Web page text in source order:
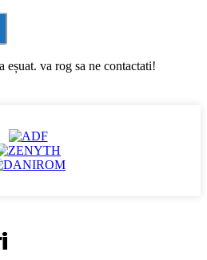
va rog sa ne contactati!